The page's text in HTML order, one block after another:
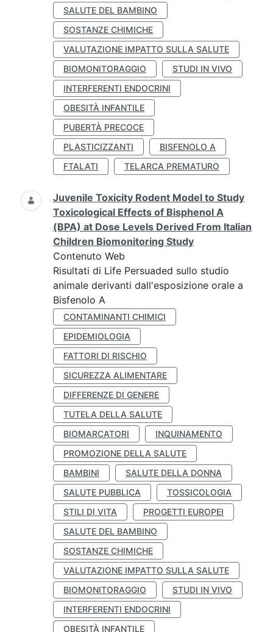
SALUTE DEL BAMBINO
SOSTANZE CHIMICHE
VALUTAZIONE IMPATTO SULLA SALUTE
BIOMONITORAGGIO
STUDI IN VIVO
INTERFERENTI ENDOCRINI
OBESITÀ INFANTILE
PUBERTÀ PRECOCE
PLASTICIZZANTI
BISFENOLO A
FTALATI
TELARCA PREMATURO
Juvenile Toxicity Rodent Model to Study
Toxicological Effects of Bisphenol A
(BPA) at Dose Levels Derived From Italian
Children Biomonitoring Study
Contenuto Web
Risultati di Life Persuaded sullo studio
animale derivanti dall'esposizione orale a
Bisfenolo A
CONTAMINANTI CHIMICI
EPIDEMIOLOGIA
FATTORI DI RISCHIO
SICUREZZA ALIMENTARE
DIFFERENZE DI GENERE
TUTELA DELLA SALUTE
BIOMARCATORI
INQUINAMENTO
PROMOZIONE DELLA SALUTE
BAMBINI
SALUTE DELLA DONNA
SALUTE PUBBLICA
TOSSICOLOGIA
STILI DI VITA
PROGETTI EUROPEI
SALUTE DEL BAMBINO
SOSTANZE CHIMICHE
VALUTAZIONE IMPATTO SULLA SALUTE
BIOMONITORAGGIO
STUDI IN VIVO
INTERFERENTI ENDOCRINI
OBESITÀ INFANTILE